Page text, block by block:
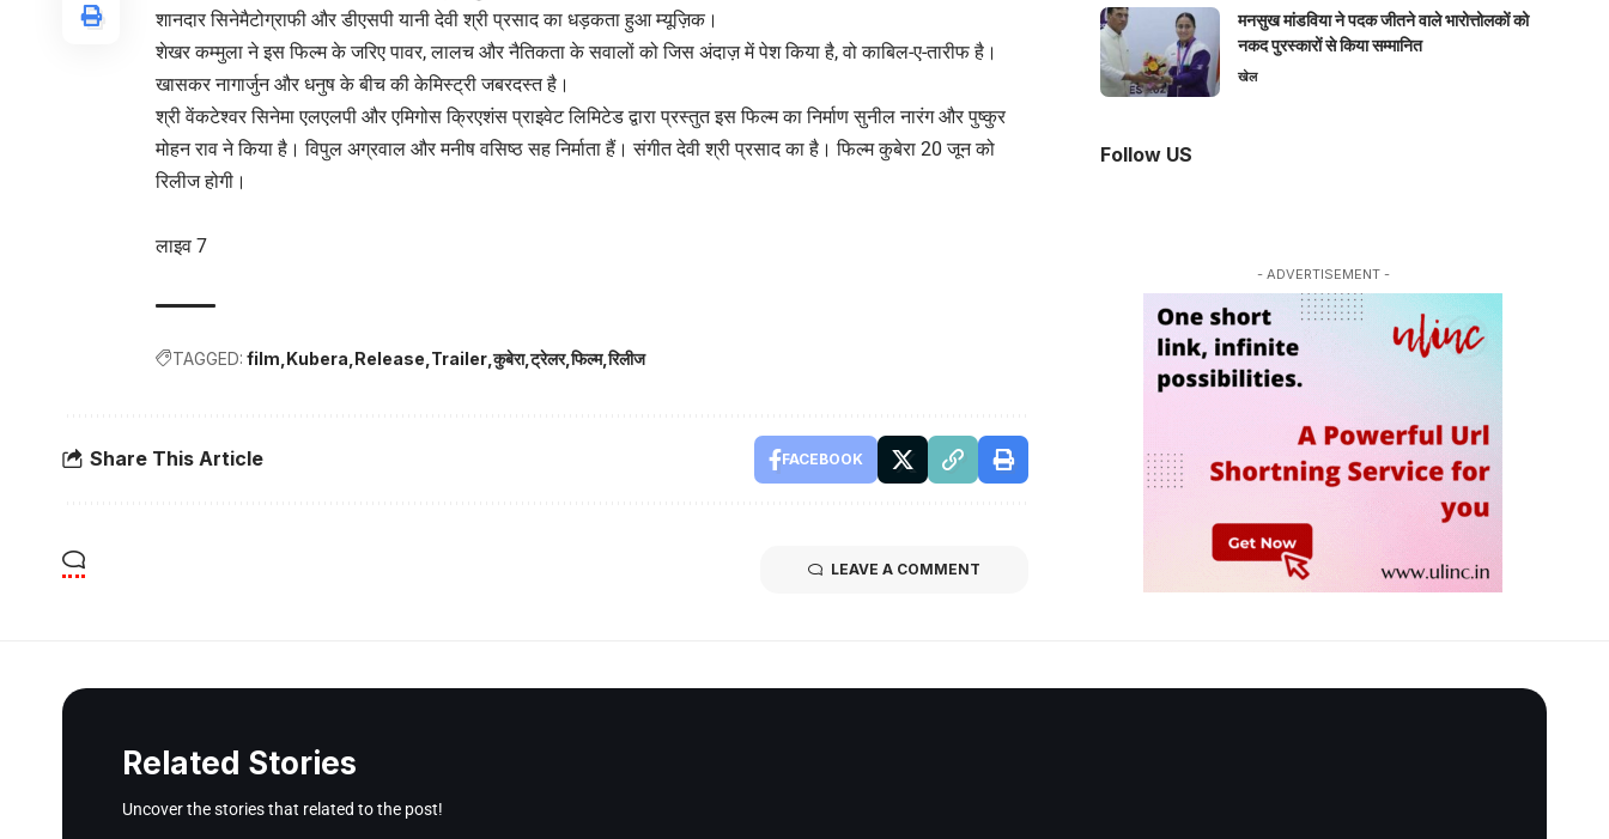
शानदार सिनेमैटोग्राफी और डीएसपी यानी देवी श्री प्रसाद का धड़कता हुआ म्यूज़िक।
शेखर कम्मुला ने इस फिल्म के जरिए पावर, लालच और नैतिकता के सवालों को जिस अंदाज़ में पेश किया है, वो काबिल-ए-तारीफ है।
खासकर नागार्जुन और धनुष के बीच की केमिस्ट्री जबरदस्त है।
श्री वेंकटेश्वर सिनेमा एलएलपी और एमिगोस क्रिएशंस प्राइवेट लिमिटेड द्वारा प्रस्तुत इस फिल्म का निर्माण सुनील नारंग और पुष्कुर
मोहन राव ने किया है। विपुल अग्रवाल और मनीष वसिष्ठ सह निर्माता हैं। संगीत देवी श्री प्रसाद का है। फिल्म कुबेरा 20 जून को
रिलीज होगी।
लाइव 7
TAGGED: film Kubera Release Trailer कुबेरा ट्रेलर फिल्म रिलीज
Share This Article FACEBOOK
LEAVE A COMMENT
मनसुख मांडविया ने पदक जीतने वाले भारोत्तोलकों को
नकद पुरस्कारों से किया सम्मानित
खेल
Follow US
- ADVERTISEMENT -
Related Stories
Uncover the stories that related to the post!